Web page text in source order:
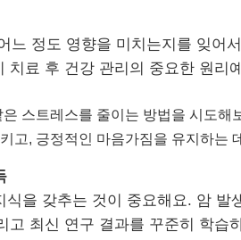
느 정도 영향을 미치는지를 잊어
치료 후 건강 관리의 중요한 원리
스트레스를 줄이는 방법을 시도해
고, 긍정적인 마음가짐을 유지하는
을 갖추는 것이 중요해요. 암 발
고 최신 연구 결과를 꾸준히 학습